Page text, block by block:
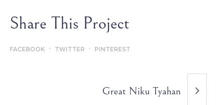
Share This Project
FACEBOOK TWITTER PINTEREST
Great Niku Tyahan